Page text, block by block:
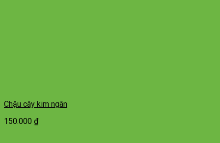
Chậu cây kim ngân
150.000 ₫